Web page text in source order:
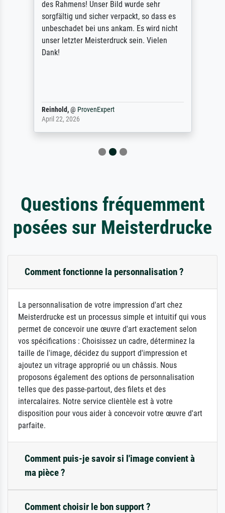
des Rahmens! Unser Bild wurde sehr
sorgfältig und sicher verpackt, so dass es
unbeschadet bei uns ankam. Es wird nicht
unser letzter Meisterdruck sein. Vielen
Dank!
Reinhold,@ ProvenExpert
April 22, 2026
Questions fréquemment
posées sur Meisterdrucke
Comment fonctionne la personnalisation ?
La personnalisation de votre impression d'art chez
Meisterdrucke est un processus simple et intuitif qui vous
permet de concevoir une œuvre d'art exactement selon
vos spécifications : Choisissez un cadre, déterminez la
taille de l'image, décidez du support d'impression et
ajoutez un vitrage approprié ou un châssis. Nous
proposons également des options de personnalisation
telles que des passe-partout, des filets et des
intercalaires. Notre service clientèle est à votre
disposition pour vous aider à concevoir votre œuvre d'art
parfaite.
Comment puis-je savoir si l'image convient à
ma pièce ?
Comment choisir le bon support ?